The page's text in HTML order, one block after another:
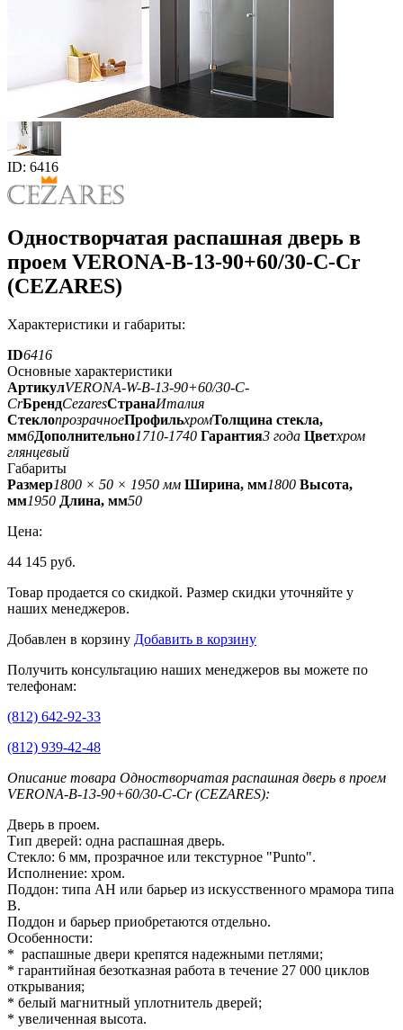
ID: 6416
Одностворчатая распашная дверь в
проем VERONA-B-13-90+60/30-C-Cr
(CEZARES)
Характеристики и габариты:
ID6416
Основные характеристики
АртикулVERONA-W-B-13-90+60/30-C-
CrБрендCezaresСтранаИталия
СтеклопрозрачноеПрофильхромТолщина стекла,
мм6Дополнительно1710-1740 Гарантия3 года Цветхром
глянцевый
Габариты
Размер1800 × 50 × 1950 мм Ширина, мм1800 Высота,
мм1950 Длина, мм50
Цена:
44 145 руб.
Товар продается со скидкой. Размер скидки уточняйте у
наших менеджеров.
Добавлен в корзину Добавить в корзину
Получить консультацию наших менеджеров вы можете по
телефонам:
(812) 642-92-33
(812) 939-42-48
Описание товара Одностворчатая распашная дверь в проем
VERONA-B-13-90+60/30-C-Cr (CEZARES):
Дверь в проем.
Тип дверей: одна распашная дверь.
Стекло: 6 мм, прозрачное или текстурное "Punto".
Исполнение: хром.
Поддон: типа AH или барьер из искусственного мрамора типа
B.
Поддон и барьер приобретаются отдельно.
Особенности:
* распашные двери крепятся надежными петлями;
* гарантийная безотказная работа в течение 27 000 циклов
открывания;
* белый магнитный уплотнитель дверей;
* увеличенная высота.